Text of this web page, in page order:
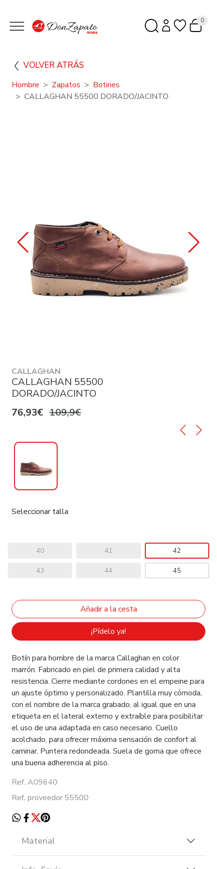
0
VOLVER ATRÁS
Hombre Zapatos
Botines
CALLAGHAN 55500 DORADO/JACINTO
CALLAGHAN
CALLAGHAN 55500
DORADO/JACINTO
76,93€ 109,9€
Seleccionar talla
40 41 42
43 44 45
¡Pídelo ya!
Botín para hombre de la marca Callaghan en color
marrón. Fabricado en piel de primera calidad y alta
resistencia. Cierre mediante cordones en el empeine para
un ajuste óptimo y personalizado. Plantilla muy cómoda,
con el nombre de la marca grabado, al igual que en una
etiqueta en el lateral externo y extraíble para posibilitar
el uso de una adaptada en caso necesario. Cuello
acolchado, para ofrecer máxima sensación de confort al
caminar. Puntera redondeada. Suela de goma que ofrece
una buena adherencia al piso.
Ref. A09640
Ref. proveedor 55500
Material